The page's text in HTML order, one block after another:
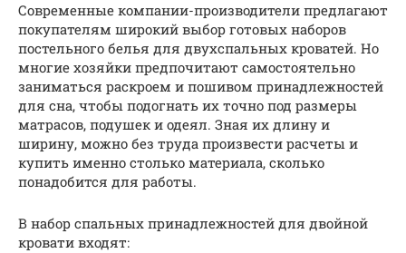
Современные компании-производители предлагают
покупателям широкий выбор готовых наборов
постельного белья для двухспальных кроватей. Но
многие хозяйки предпочитают самостоятельно
заниматься раскроем и пошивом принадлежностей
для сна, чтобы подогнать их точно под размеры
матрасов, подушек и одеял. Зная их длину и
ширину, можно без труда произвести расчеты и
купить именно столько материала, сколько
понадобится для работы.
В набор спальных принадлежностей для двойной
кровати входят: